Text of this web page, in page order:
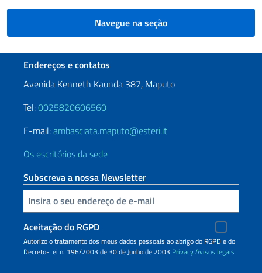
Navegue na seção
Seção de rodapé
Endereços e contatos
Avenida Kenneth Kaunda 387, Maputo
Tel:0025820606560
E-mail:ambasciata.maputo@esteri.it
Os escritórios da sede
Subscreva a nossa Newsletter
Inserisci la tua email
Aceitação do RGPD
Autorizo o tratamento dos meus dados pessoais ao abrigo do RGPD e do
Decreto-Lei n. 196/2003 de 30 de Junho de 2003 PrivacyAvisos legais